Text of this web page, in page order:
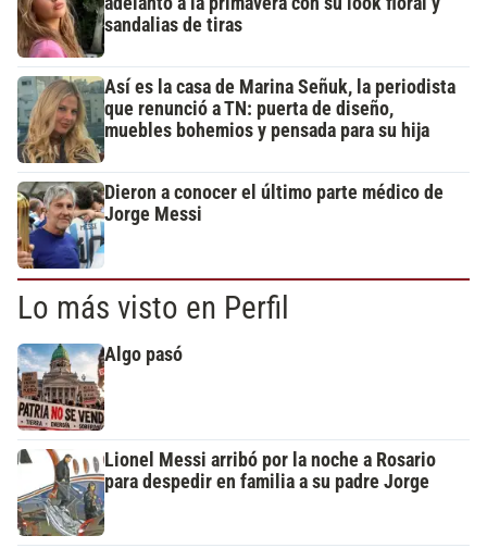
sandalias de tiras
Así es la casa de Marina Señuk, la periodista
que renunció a TN: puerta de diseño,
muebles bohemios y pensada para su hija
Dieron a conocer el último parte médico de
Jorge Messi
Lo más visto en Perfil
Algo pasó
Lionel Messi arribó por la noche a Rosario
para despedir en familia a su padre Jorge